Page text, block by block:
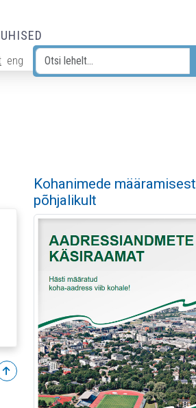
eng
Tagasi üles
Kohanimede määramisest
põhjalikult